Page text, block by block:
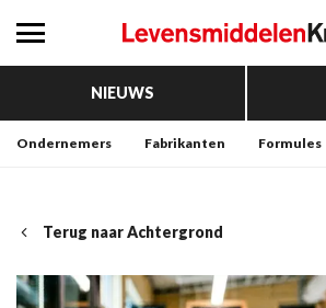
NIEUWS
Ondernemers Fabrikanten Formules
Terug naar Achtergrond